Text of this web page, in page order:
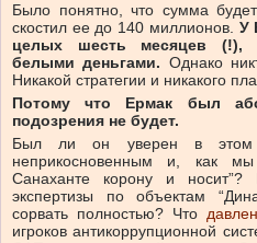
Было понятно, что сумма
скостил ее до 140 миллионов. У
целых
шесть месяцев (!),
белыми деньгами. Однако
Никакой стратегии и никакого
Потому
что Ермак был
подозрения не будет.
Был ли он уверен в этом
неприкосновенным и, как
Санаханте корону и
экспертизы по объектам
сорвать полностью? Что
игроков антикоррупционной